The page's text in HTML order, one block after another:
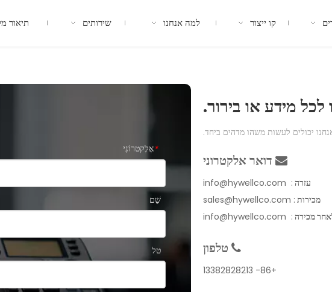
קו ייצור למה אנחנו שירותים תיאור
*אֶלֶקטרוֹנִי
שֵׁם
טל
מידע או בירור.
יכולים לעשות משהו מדהים ביחד.
 דואר אלקטרוני
עזרה :
info@hywellco.com
מכירות :
sales@hywellco.com
מכירה :
info@hywellco.com
 טלפון
+86- 13382828213